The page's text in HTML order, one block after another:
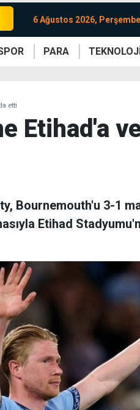
6 Ağustos 2026, Perşembe
PARA
etti
Etihad'a
Bournemouth'u 3-1
Etihad